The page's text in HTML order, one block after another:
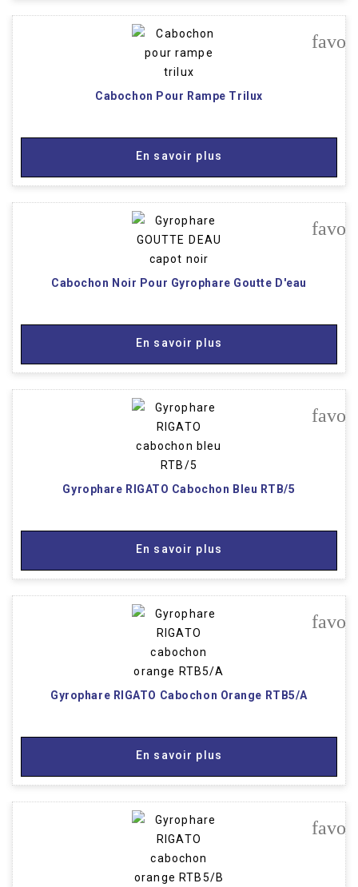
Cabochon Pour Rampe Trilux
En savoir plus
Cabochon Noir Pour Gyrophare Goutte D'eau
En savoir plus
Gyrophare RIGATO Cabochon Bleu RTB/5
En savoir plus
Gyrophare RIGATO Cabochon Orange RTB5/A
En savoir plus